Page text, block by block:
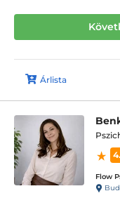
Árlista